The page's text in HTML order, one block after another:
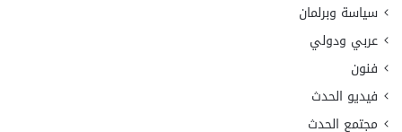
سياسة وبرلمان
عربي ودولي
فنون
فيديو الحدث
مجتمع الحدث